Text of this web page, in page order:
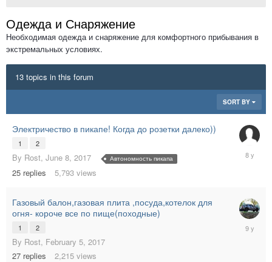
Одежда и Снаряжение
Необходимая одежда и снаряжение для комфортного прибывания в
экстремальных условиях.
13 topics in this forum
SORT BY
Электричество в пикапе! Когда до розетки далеко))
1 2
By Rost, June 8, 2017 Автономность пикапа
25 replies 5,793 views
Газовый балон,газовая плита ,посуда,котелок для
огня- короче все по пище(походные)
1 2
By Rost, February 5, 2017
27 replies 2,215 views
May
12,